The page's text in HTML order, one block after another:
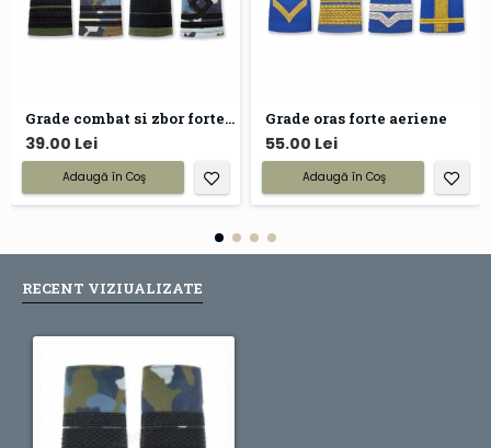
Grade combat si zbor forte aeriene
39.00 Lei
Adaugă în Coş
Grade oras forte aeriene
55.00 Lei
Adaugă în Coş
RECENT VIZIUALIZATE